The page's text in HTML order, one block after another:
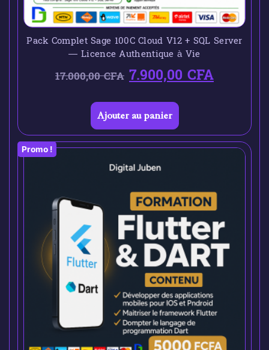
Pack Complet Sage 100C Cloud V12 + SQL Server
— Licence Authentique à Vie
17.000,00CFA 7.900,00CFA
Ajouter au panier
Promo !